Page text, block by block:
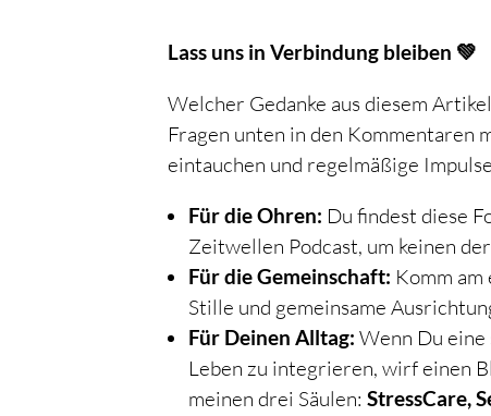
Lass uns in Verbindung bleiben 💚
Welcher Gedanke aus diesem
Fragen unten in den Kommentaren
eintauchen und regelmäßige
Für die Ohren: Du findest diese
Zeitwellen Podcast, um keinen
Für die Gemeinschaft: Komm
Stille und gemeinsame
Für Deinen Alltag: Wenn Du
Leben zu integrieren, wirf einen
meinen drei Säulen: StressCare,